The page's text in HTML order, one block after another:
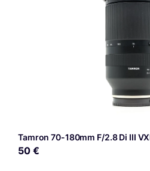
Tamron 70-180mm F/2.8 Di III
50 €